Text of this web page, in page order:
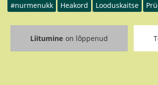
#nurmenukk Heakord Looduskaitse
Liitumine on lõppenud